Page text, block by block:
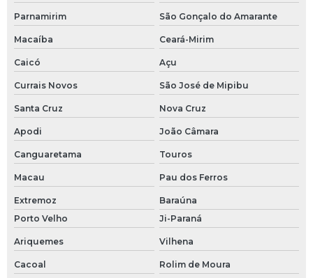
Parnamirim São Gonçalo do Amarante
Macaíba Ceará-Mirim
Caicó Açu
Currais Novos São José de Mipibu
Santa Cruz Nova Cruz
Apodi João Câmara
Canguaretama Touros
Macau Pau dos Ferros
Extremoz
Baraúna
Porto Velho
Ji-Paraná
Ariquemes Vilhena
Cacoal Rolim de Moura